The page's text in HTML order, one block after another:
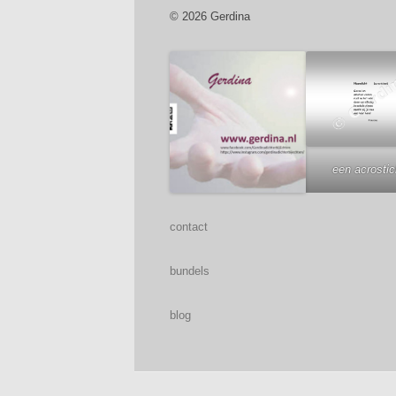
© 2026 Gerdina
een
contact
bundels
blog